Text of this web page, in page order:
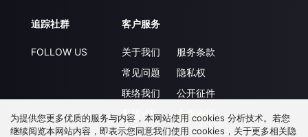
追踪社群
FOLLOW US
客户服务
关于我们
常见问题
联络我们
升级VIP
服务条款
隐私权
公开征件
合作洽談
为提供您更多优质的服务与内容，本网站使用 cookies 分析技术。若您
继续阅览本网站内容，即表示您同意我们使用 cookies，关于更多相关隐